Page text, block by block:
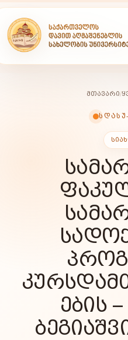
ᲛᲗᲐᲕᲐᲠᲘ/
ᲔᲑᲘᲡ